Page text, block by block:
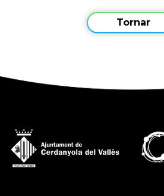
Tornar